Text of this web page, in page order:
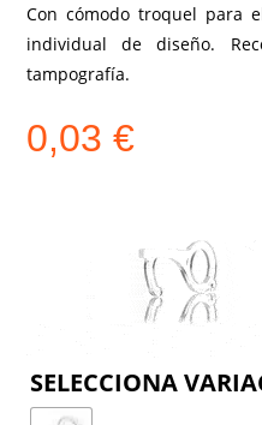
Con cómodo troquel para
individual de diseño.
tampografía.
0,03€